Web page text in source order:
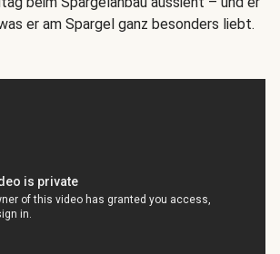
er am Spargel ganz besonders liebt.